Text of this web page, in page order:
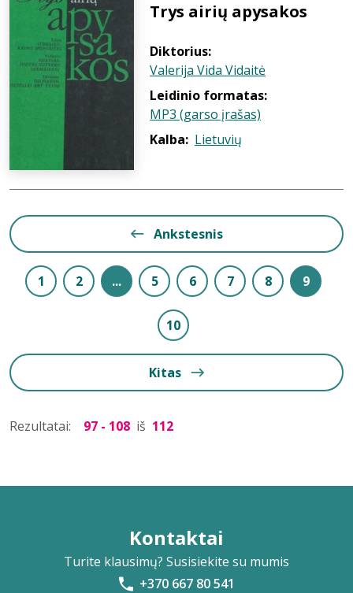
Trys airių apysakos
Diktorius:
Valerija Vida Vidaitė
Leidinio formatas:
MP3 (garso įrašas)
Kalba: Lietuvių
Ankstesnis
1 2 ... 5 6 7 8 9
10
Kitas
Rezultatai: 97 - 108 iš 112
Kontaktai
Turite klausimų? Susisiekite su mumis
+370 667 80 541